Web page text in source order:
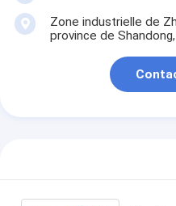
Zone industrielle de
province de